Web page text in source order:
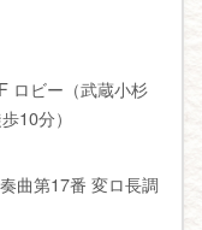
ロビー（武蔵小杉
10分）
曲第17番 変ロ長調